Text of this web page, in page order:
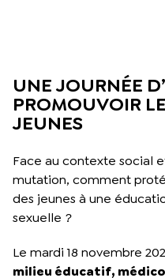
UNE JOURNÉE
PROMOUVOIR
JEUNES
Face au contexte social
mutation, comment
des jeunes à une
sexuelle ?
Le mardi 18 novembre
milieu éducatif,